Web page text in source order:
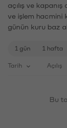
açılış ve
ve işlem hacmini
günün kuru baz
1 gün 1 hafta
Tarih Açılış
Bu